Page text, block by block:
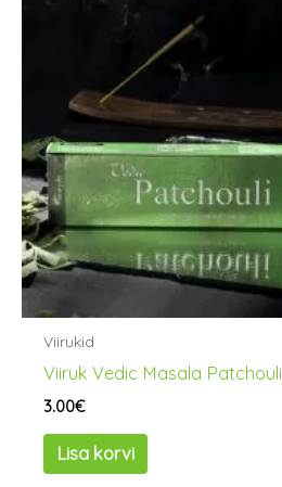
Viirukid
Viiruk Vedic Masala Patchouli
3.00€
Lisa korvi